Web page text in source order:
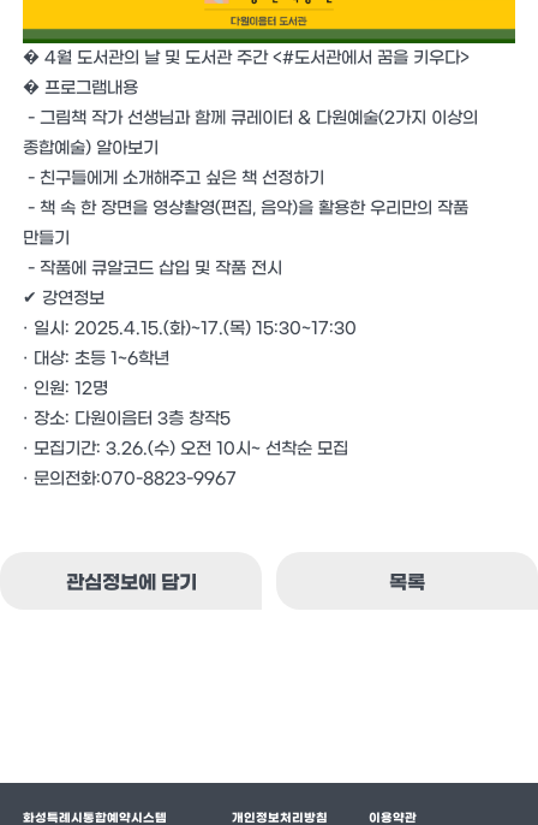
� 4월 도서관의 날 및 도서관 주간 <#도서관에서 꿈을 키우다>
� 프로그램내용
- 그림책 작가 선생님과 함께 큐레이터 & 다원예술(2가지 이상의
종합예술) 알아보기
- 친구들에게 소개해주고 싶은 책 선정하기
- 책 속 한 장면을 영상촬영(편집, 음악)을 활용한 우리만의 작품
만들기
- 작품에 큐알코드 삽입 및 작품 전시
✔ 강연정보
· 일시: 2025.4.15.(화)~17.(목) 15:30~17:30
· 대상: 초등 1~6학년
· 인원: 12명
· 장소: 다원이음터 3층 창작5
· 모집기간: 3.26.(수) 오전 10시~ 선착순 모집
· 문의전화:070-8823-9967
관심정보에 담기 목록
화성특례시통합예약시스템 개인정보처리방침 이용약관